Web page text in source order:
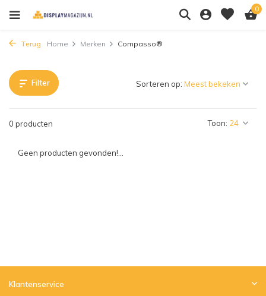
0
Terug Home Merken Compasso®
Filter
0 producten Toon:
Sorteren op:
Geen producten gevonden!...
Klantenservice